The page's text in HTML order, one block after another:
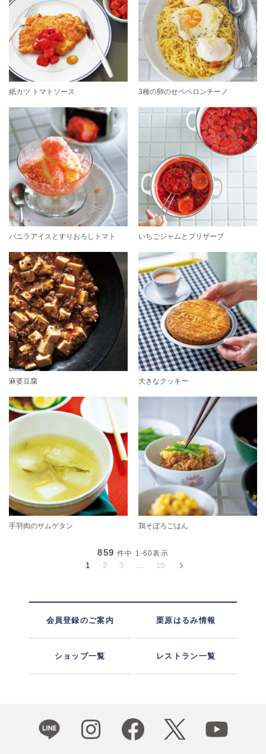
紙カツ トマトソース 3種の卵のせペペロンチーノ
バニラアイスとすりおろしトマト いちごジャムとプリザーブ
麻婆豆腐 大きなクッキー
手羽肉のサムゲタン 鶏そぼろごはん
859 件中 1-60表示
1 2 3 ... 15
会員登録のご案内 栗原はるみ情報
ショップ一覧 レストラン一覧